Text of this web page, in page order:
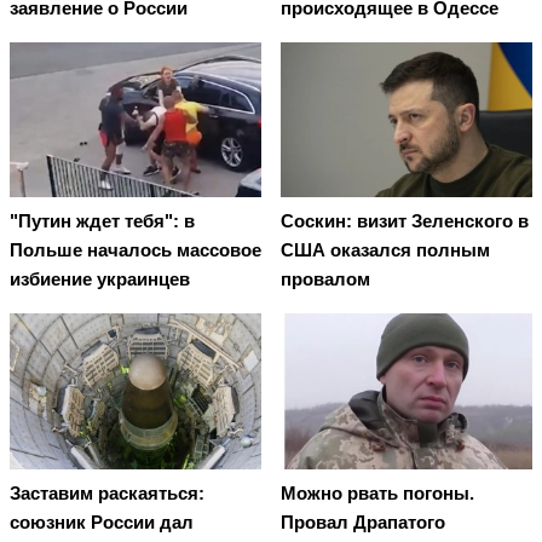
заявление о России происходящее в Одессе
"Путин ждет тебя": в
Польше началось массовое
избиение украинцев
Соскин: визит Зеленского в
США оказался полным
провалом
Заставим раскаяться:
союзник России дал
Можно рвать погоны.
Провал Драпатого